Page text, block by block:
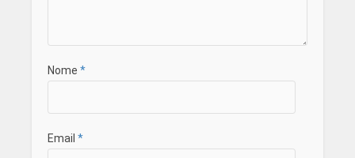
Nome *
Email *